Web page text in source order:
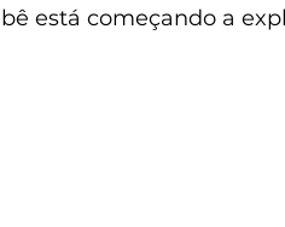
está começando a